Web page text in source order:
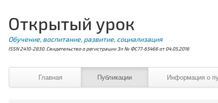
Открытый урок
Обучение, воспитание, развитие, социализация
ISSN 2410-2830. Свидетельство о регистрации Эл № ФС77-65466 от 04.05.2016
Главная Публикации Информация о